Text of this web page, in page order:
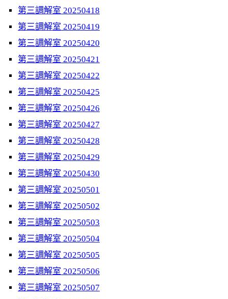
第三調解室 20250418
第三調解室 20250419
第三調解室 20250420
第三調解室 20250421
第三調解室 20250422
第三調解室 20250425
第三調解室 20250426
第三調解室 20250427
第三調解室 20250428
第三調解室 20250429
第三調解室 20250430
第三調解室 20250501
第三調解室 20250502
第三調解室 20250503
第三調解室 20250504
第三調解室 20250505
第三調解室 20250506
第三調解室 20250507